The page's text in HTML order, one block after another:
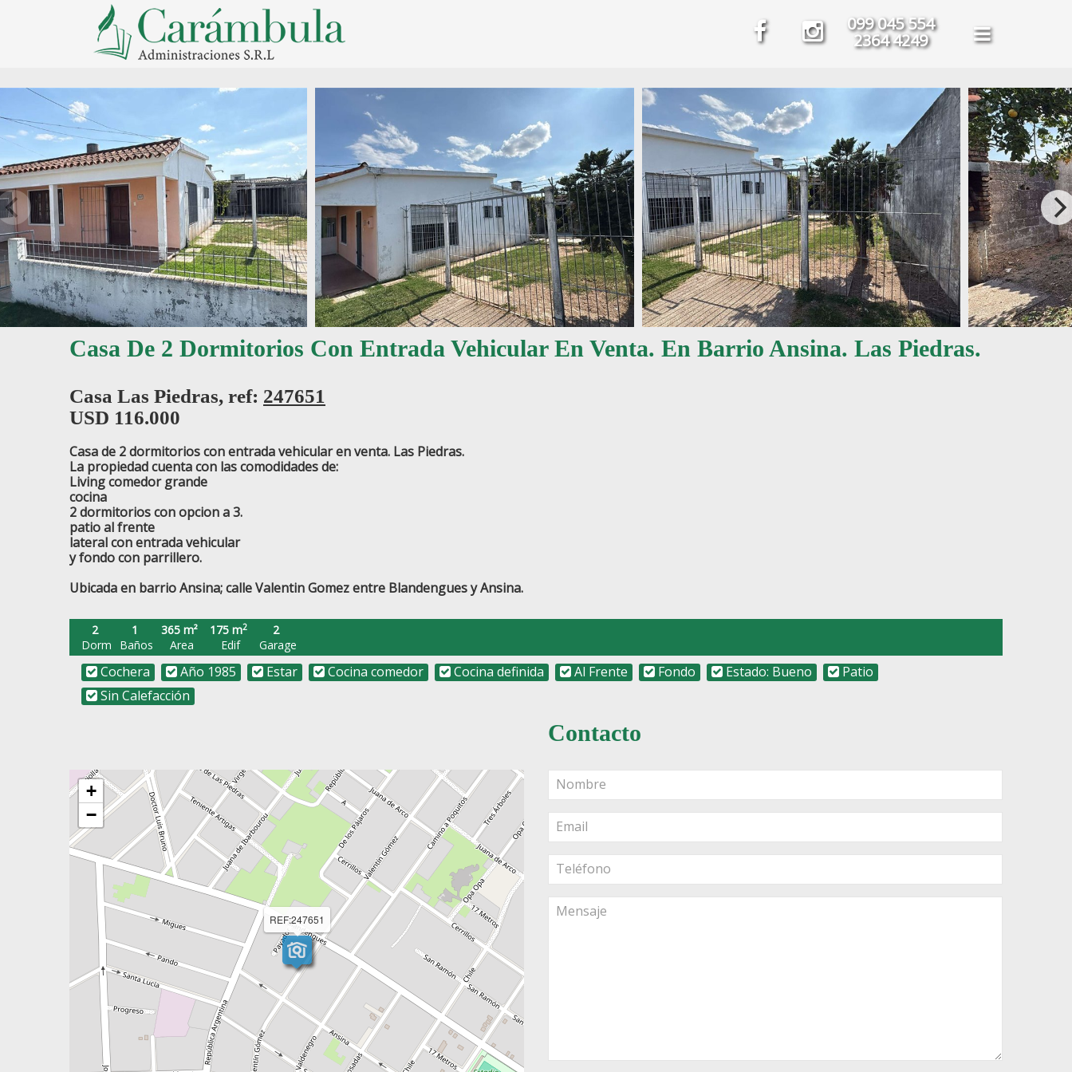
099 045 554
2364 4249
Casa De 2 Dormitorios Con Entrada Vehicular En Venta. En Barrio Ansina. Las Piedras.
Casa Las Piedras, ref: 247651
USD 116.000
Casa de 2 dormitorios con entrada vehicular en venta. Las Piedras.
La propiedad cuenta con las comodidades de:
Living comedor grande
cocina
2 dormitorios con opcion a 3.
patio al frente
lateral con entrada vehicular
y fondo con parrillero.
Ubicada en barrio Ansina; calle Valentin Gomez entre Blandengues y Ansina.
2
Dorm
1
Baños
365 m²
Area
175 m2
Edif
2
Garage
Cochera Año 1985 Estar Cocina comedor Cocina definida Al Frente Fondo Estado: Bueno
Patio
Sin Calefacción
REF:247651
+
−
Contacto